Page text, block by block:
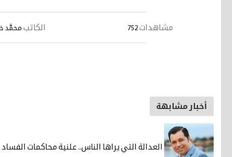
مشاهدات 752 الكاتب محمَّد
أخبار مشابهة
العدالة التي يراها الناس.. علنية محاكمات